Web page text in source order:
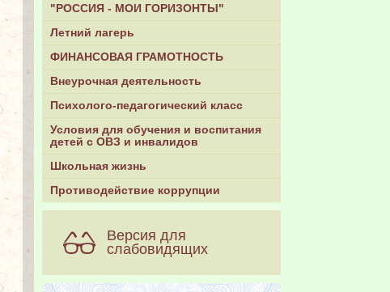
"РОССИЯ - МОИ ГОРИЗОНТЫ"
Летний лагерь
ФИНАНСОВАЯ ГРАМОТНОСТЬ
Внеурочная деятельность
Психолого-педагогический класс
Условия для обучения и воспитания
детей с ОВЗ и инвалидов
Школьная жизнь
Противодействие коррупции
Версия для
слабовидящих